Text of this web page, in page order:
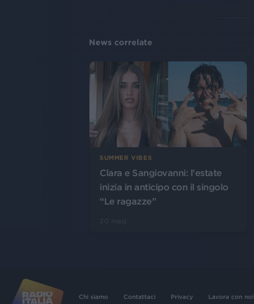
News correlate
SUMMER VIBES
Clara e Sangiovanni: l'estate
inizia in anticipo con il singolo
“Le ragazze”
Chi siamo Contattaci Privacy Lavora con noi